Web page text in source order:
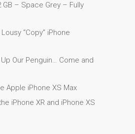
Apple?
Reparaturen hier in
es (Español)
para siempre!
Apple iPad Tablet
GB – Space Grey – Fully
“Copy” iPhone
Our Penguin… Come and
Apple iPhone XS Max
iPhone XR and iPhone XS